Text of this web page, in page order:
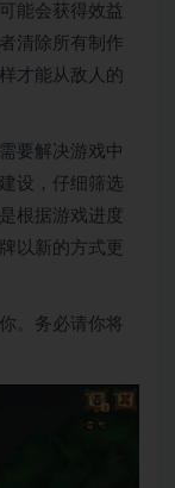
能会获得效益
清除所有制作
才能从敌人的
要解决游戏中
设，仔细筛选
根据游戏进度
以新的方式更
。务必请你将